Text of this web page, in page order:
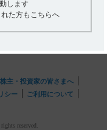
します
た方もこちらへ
419-497
い合わせ
株主・投資家の皆さまへ
シー
ご利用について
reserved.